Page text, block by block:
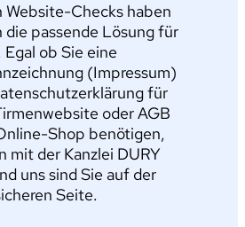
Website-Checks haben
die passende Lösung für
Egal ob Sie eine
(Impressum)
für
oder AGB
Shop benötigen,
mit der Kanzlei DURY
uns sind Sie auf der
Seite.